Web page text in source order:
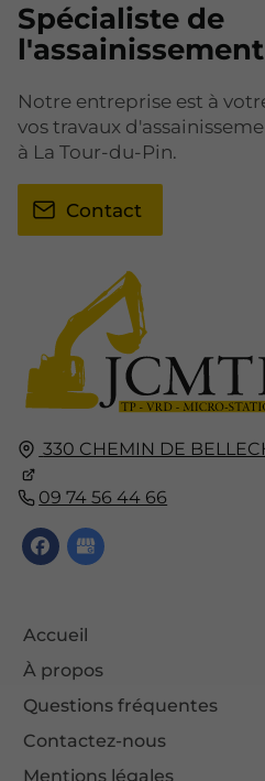
330 CHEMIN DE
09 74 56 44 66
Accueil
À propos
Questions fréquentes
Contactez-nous
Mentions légales
Spécialiste de
Notre entreprise est à
vos travaux
à La Tour-du-Pin.
Contact